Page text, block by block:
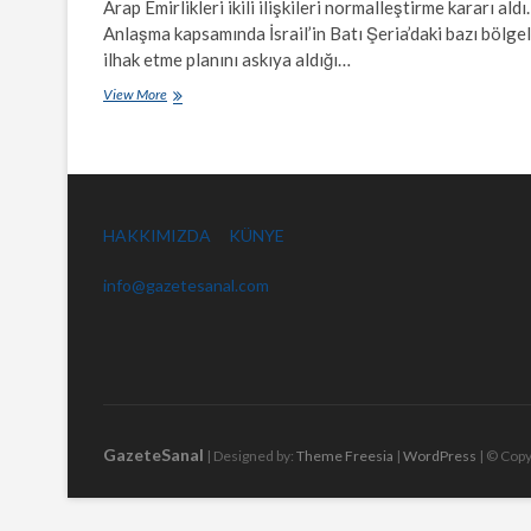
Arap Emirlikleri ikili ilişkileri normalleştirme kararı aldı.
Anlaşma kapsamında İsrail’in Batı Şeria’daki bazı
ilhak etme planını askıya aldığı…
View Moreİsrail
ilişkilerin
için
vardı…
HAKKIMIZDA KÜNYE
info@gazetesanal.com
GazeteSanal | Designed by: Theme Freesia | WordPress | ©